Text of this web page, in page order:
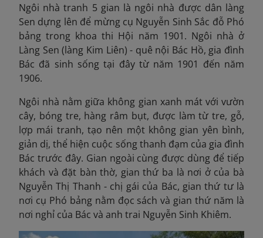
Ngôi nhà tranh 5 gian là ngôi nhà được dân làng
Sen dựng lên để mừng cụ Nguyễn Sinh Sắc đỗ Phó
bảng trong khoa thi Hội năm 1901. Ngôi nhà ở
Làng Sen (làng Kim Liên) - quê nội Bác Hồ, gia đình
Bác đã sinh sống tại đây từ năm 1901 đến năm
1906.
Ngôi nhà nằm giữa không gian xanh mát với vườn
cây, bóng tre, hàng râm bụt, được làm từ tre, gỗ,
lợp mái tranh, tạo nên một không gian yên bình,
giản dị, thể hiện cuộc sống thanh đạm của gia đình
Bác trước đây. Gian ngoài cùng được dùng để tiếp
khách và đặt bàn thờ, gian thứ ba là nơi ở của bà
Nguyễn Thị Thanh - chị gái của Bác, gian thứ tư là
nơi cụ Phó bảng nằm đọc sách và gian thứ năm là
nơi nghỉ của Bác và anh trai Nguyễn Sinh Khiêm.